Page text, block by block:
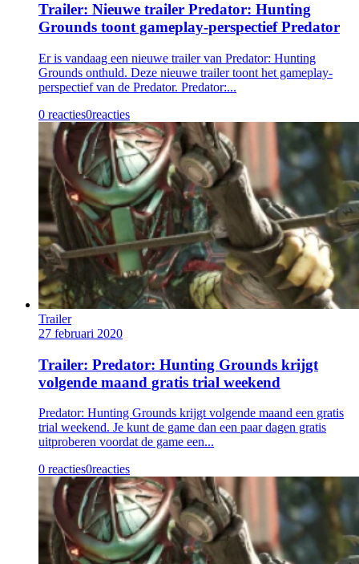
Trailer: Nieuwe trailer Predator: Hunting
Grounds toont gameplay-perspectief Predator
Er is vandaag een nieuwe trailer van Predator: Hunting
Grounds onthuld. Deze nieuwe trailer toont het gameplay-
perspectief van de Predator. Predator:...
0 reacties0reacties
Trailer
27 februari 2020
Trailer: Predator: Hunting Grounds krijgt
volgende maand gratis trial weekend
Predator: Hunting Grounds krijgt volgende maand een gratis
trial weekend. Je kunt de game dan een paar dagen gratis
uitproberen voordat de game een...
0 reacties0reacties